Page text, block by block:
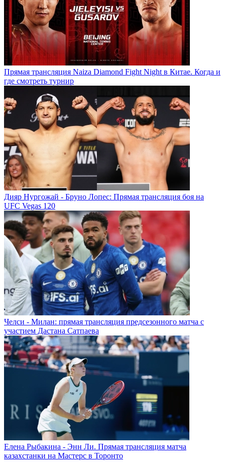
Прямая трансляция Naiza Diamond Fight Night в Китае. Когда и
где смотреть турнир
Дияр Нургожай - Бруно Лопес: Прямая трансляция боя на
UFC Vegas 120
Челси - Милан: прямая трансляция предсезонного матча с
участием Дастана Сатпаева
Елена Рыбакина - Энн Ли. Прямая трансляция матча
казахстанки на Мастерс в Торонто